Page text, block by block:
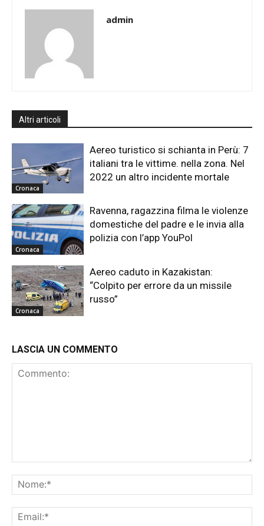
admin
Altri articoli
Cronaca
Aereo turistico si schianta in Perù: 7
italiani tra le vittime. nella zona. Nel
2022 un altro incidente mortale
Cronaca
Ravenna, ragazzina filma le violenze
domestiche del padre e le invia alla
polizia con l’app YouPol
Cronaca
Aereo caduto in Kazakistan:
“Colpito per errore da un missile
russo”
LASCIA UN COMMENTO